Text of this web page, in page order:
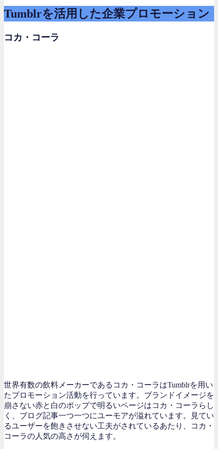
Tumblrを活用した企業プロモーション
コカ・コーラ
世界有数の飲料メーカーであるコカ・コーラはTumblrを用い
たプロモーション活動を行っています。ブランドイメージを
崩さない赤と白のポップで明るいページはコカ・コーラらし
く、ブログ記事一つ一つにユーモアが溢れています。見てい
るユーザーを飽きさせない工夫がされているあたり、コカ・
コーラの人気の高さが伺えます。